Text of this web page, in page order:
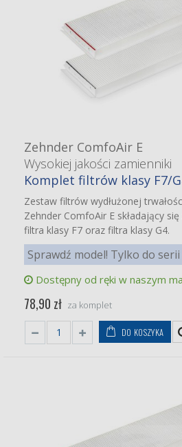
Zehnder ComfoAir E
Wysokiej jakości zamienniki
Komplet filtrów klasy F7/
Zestaw filtrów wydłużonej
Zehnder ComfoAir E składający
filtra klasy F7 oraz filtra klasy G4.
Sprawdź model! Tylko do serii
Dostępny od ręki w naszym
78,90 zł za komplet
DO KOSZYKA